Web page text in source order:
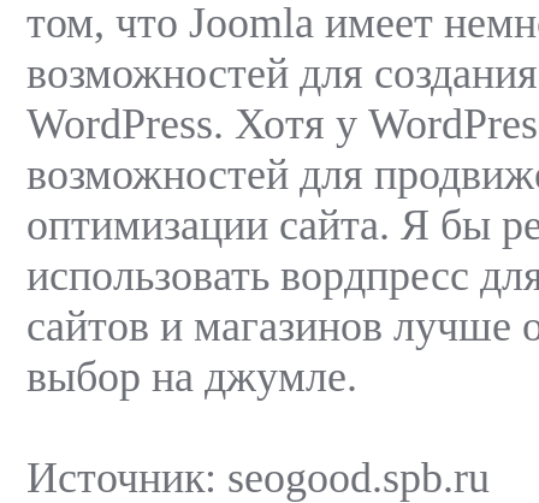
том, что Joomla имеет
возможностей для
WordPress. Хотя у
возможностей для
оптимизации сайта. Я бы
использовать вордпресс
сайтов и магазинов лучше
выбор на джумле.
Источник: seogood.spb.ru